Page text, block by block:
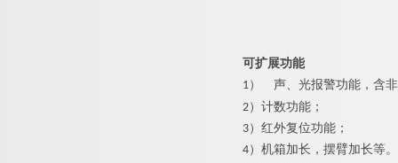
可扩展功能
1）
声、光报警功能，含
2）计数功能；
3）红外复位功能；
4）机箱加长，摆臂加长等。